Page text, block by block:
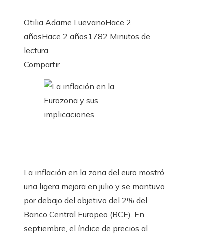
Otilia Adame LuevanoHace 2
añosHace 2 años1782 Minutos de
lectura
Facebook
Twitter
LinkedIn
Pinterest
Stumbleupon
Email
Compartir
La inflación en la zona del euro mostró
una ligera mejora en julio y se mantuvo
por debajo del objetivo del 2% del
Banco Central Europeo (BCE). En
septiembre, el índice de precios al